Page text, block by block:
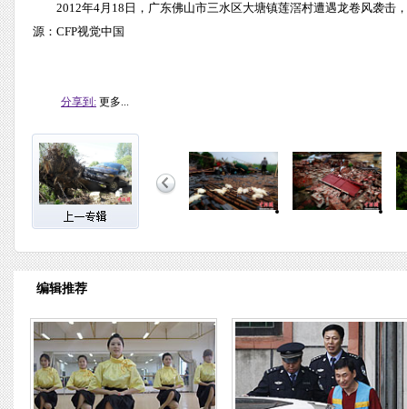
2012年4月18日，广东佛山市三水区大塘镇莲滘村遭遇龙卷风袭击
源：CFP视觉中国
分享到: 更多...
编辑推荐